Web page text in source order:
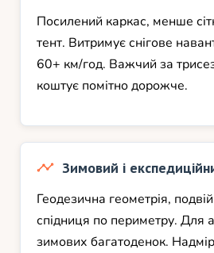
Посилений каркас, менше
тент. Витримує снігове
60+ км/год. Важчий за
коштує помітно дорожче.
Зимовий і
Геодезична геометрія,
спідниця по периметру. Для
зимових багатоденок.